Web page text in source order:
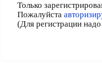
Только
Пожалуйста
(Для регистрации